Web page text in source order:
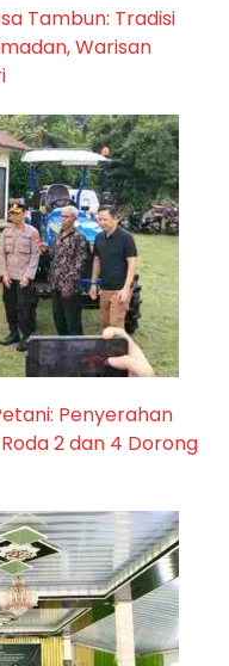
Tambun: Tradisi
Warisan
Penyerahan
2 dan 4 Dorong